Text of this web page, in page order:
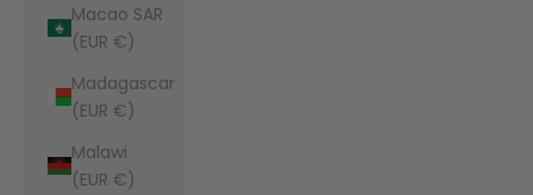
Macao SAR
(EUR €)
Madagascar
(EUR €)
Malawi
(EUR €)